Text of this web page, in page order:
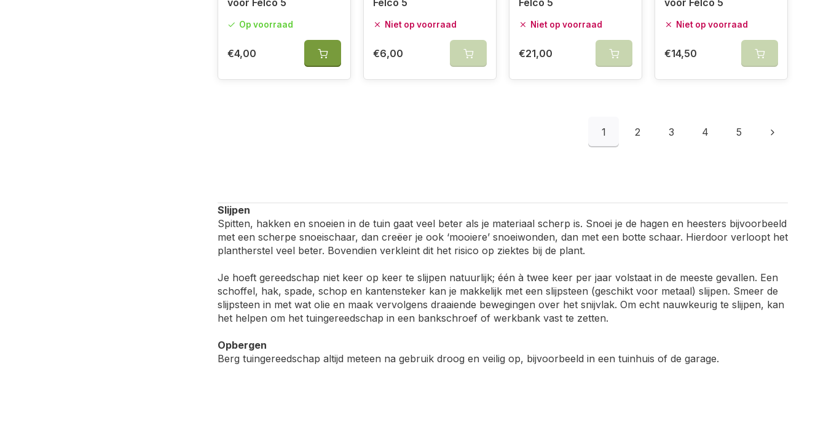
voor Felco 5
Op voorraad
€4,00
Felco 5
Niet op voorraad
€6,00
Felco 5
Niet op voorraad
€21,00
voor Felco 5
Niet op voorraad
€14,50
1 2 3 4 5
Slijpen
Spitten, hakken en snoeien in de tuin gaat veel beter als je materiaal scherp is. Snoei je de hagen en heesters bijvoorbeeld
met een scherpe snoeischaar, dan creëer je ook ‘mooiere’ snoeiwonden, dan met een botte schaar. Hierdoor verloopt het
plantherstel veel beter. Bovendien verkleint dit het risico op ziektes bij de plant.
Je hoeft gereedschap niet keer op keer te slijpen natuurlijk; één à twee keer per jaar volstaat in de meeste gevallen. Een
schoffel, hak, spade, schop en kantensteker kan je makkelijk met een slijpsteen (geschikt voor metaal) slijpen. Smeer de
slijpsteen in met wat olie en maak vervolgens draaiende bewegingen over het snijvlak. Om echt nauwkeurig te slijpen, kan
het helpen om het tuingereedschap in een bankschroef of werkbank vast te zetten.
Opbergen
Berg tuingereedschap altijd meteen na gebruik droog en veilig op, bijvoorbeeld in een tuinhuis of de garage.